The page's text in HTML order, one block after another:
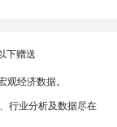
下赠送
观经济数据。
行业分析及数据尽在